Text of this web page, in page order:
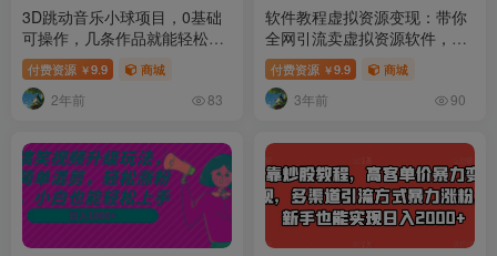
3D跳动音乐小球项目，0基础
可操作，几条作品就能轻松涨
粉10000+【视频教程】
付费资源 ￥9.9 商城
2年前 83
软件教程虚拟资源变现：带你
全网引流卖虚拟资源软件，月
入过万（11节课）
付费资源 ￥9.9 商城
3年前 90